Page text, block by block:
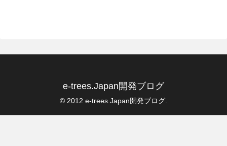
e-trees.Japan開発ブログ
© 2012 e-trees.Japan開発ブログ.